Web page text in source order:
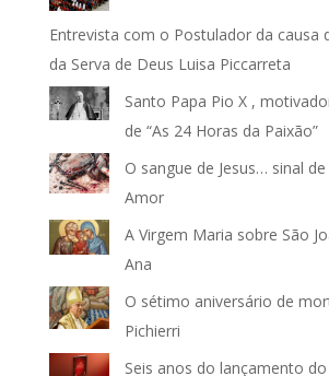
Entrevista com o Postulador da causa
da Serva de Deus Luisa Piccarreta
Santo Papa Pio X ,
de “As 24 Horas da Paixão”
O sangue de Jesus… sinal
Amor
A Virgem Maria sobre São
Ana
O sétimo aniversário de
Pichierri
Seis anos do lançamento do